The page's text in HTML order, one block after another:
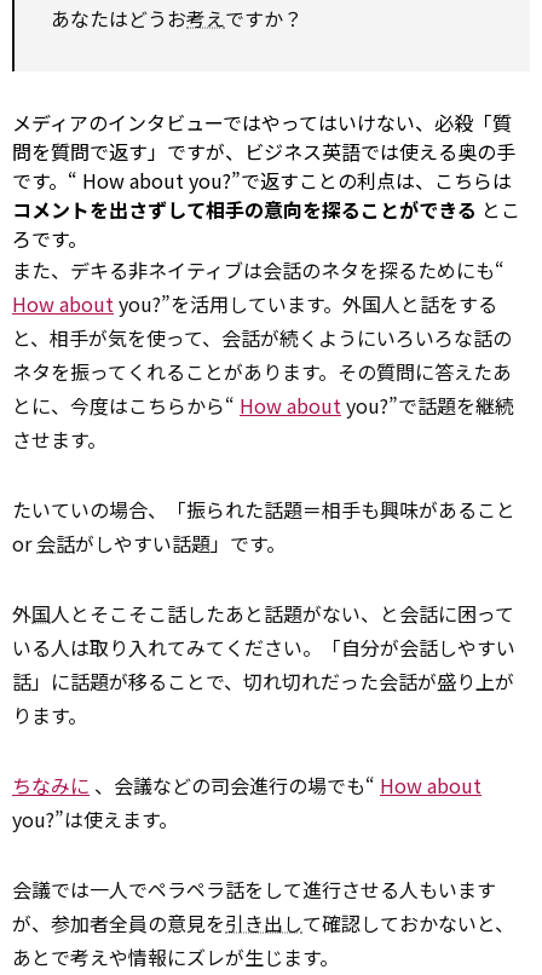
あなたはどうお考えですか？
メディアのインタビューではやってはいけない、必殺「質
問を質問で返す」ですが、ビジネス英語では使える奥の手
です。“ How aboutyou?”で返すことの利点は、こちらは
コメントを出さずして相手の意向を探ることができる とこ
ろです。
また、デキる非ネイティブは会話のネタを探るためにも“
How aboutyou?”を活用しています。外国人と話をする
と、相手が気を使って、会話が続くようにいろいろな話の
ネタを振ってくれることがあります。その質問に答えたあ
とに、今度はこちらから“ How aboutyou?”で話題を継続
させます。
たいていの場合、「振られた話題＝相手も興味があること
or会話がしやすい話題」です。
外国人とそこそこ話したあと話題がない、と会話に困って
いる人は取り入れてみてください。「自分が会話しやすい
話」に話題が移ることで、切れ切れだった会話が盛り上が
ります。
ちなみに 、会議などの司会進行の場でも“ How about
you?”は使えます。
会議では一人でペラペラ話をして進行させる人もいます
が、参加者全員の意見を引き出して確認しておかないと、
あとで考えや情報にズレが生じます。